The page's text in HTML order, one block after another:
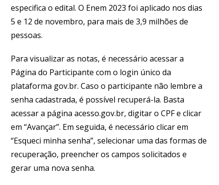
especifica o edital. O Enem 2023 foi aplicado nos dias
5 e 12 de novembro, para mais de 3,9 milhões de
pessoas.
Para visualizar as notas, é necessário acessar a
Página do Participante com o login único da
plataforma gov.br. Caso o participante não lembre a
senha cadastrada, é possível recuperá-la. Basta
acessar a página acesso.gov.br, digitar o CPF e clicar
em “Avançar”. Em seguida, é necessário clicar em
“Esqueci minha senha”, selecionar uma das formas de
recuperação, preencher os campos solicitados e
gerar uma nova senha.